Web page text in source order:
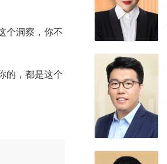
个洞察，你不
的，都是这个